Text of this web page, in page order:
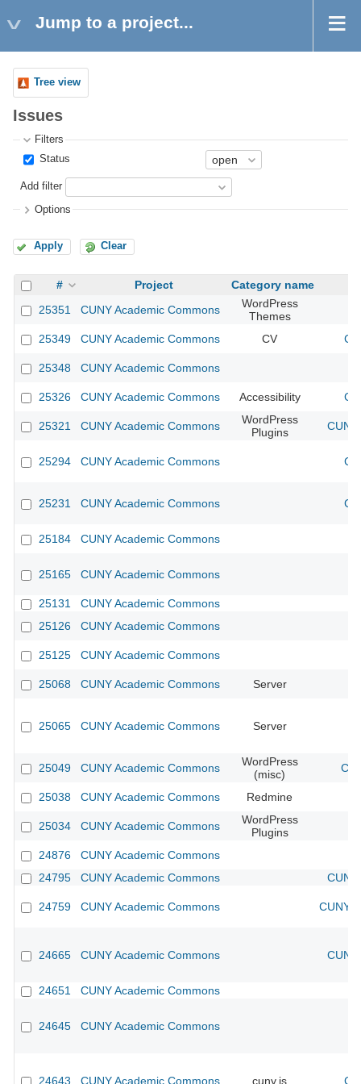
Jump to a project...
Tree view
Issues
Filters
Status
Add filter
Options
Apply Clear
# Project
Category name
25351
CUNY Academic Commons
WordPress
Themes
25349
CUNY Academic Commons CV
25348 CUNY Academic Commons
25326 CUNY Academic Commons Accessibility
25321 CUNY Academic Commons
WordPress
Plugins
25294 CUNY Academic Commons
25231 CUNY Academic Commons
25184 CUNY Academic Commons
25165 CUNY Academic Commons
25131
CUNY Academic Commons
25126
CUNY Academic Commons
25125 CUNY Academic Commons
25068 CUNY Academic Commons Server
25065 CUNY Academic Commons Server
25049 CUNY Academic Commons
WordPress
(misc)
25038 CUNY Academic Commons Redmine
25034 CUNY Academic Commons
WordPress
Plugins
24876
CUNY Academic Commons
24795
CUNY Academic Commons
24759 CUNY Academic Commons CUNY
24665 CUNY Academic Commons
24651 CUNY Academic Commons
24645 CUNY Academic Commons
24643 CUNY Academic Commons cuny.is